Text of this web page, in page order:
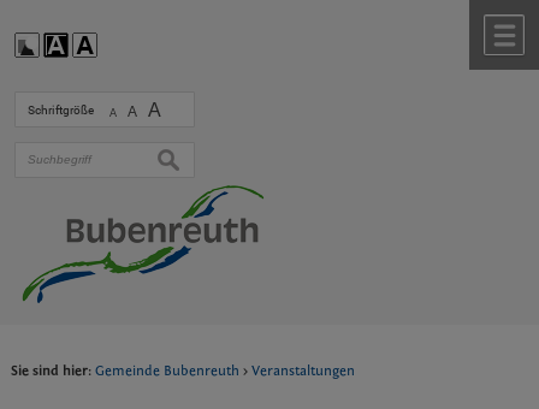
Schriftgröße A A A
suchen
Sie sind hier: Gemeinde Bubenreuth > Veranstaltungen